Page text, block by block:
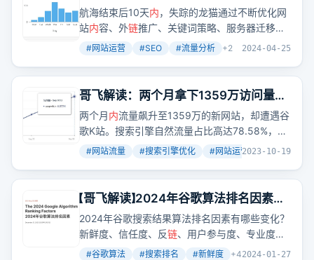
到天天进账
航海结束后10天内，失踪的龙猫通过不断优化网
站内容、外链推广、关键词策略、服务器迁移和
功能升级，实现了天天进账。他的经历告诉我
践，也能在短时间内获得收益。
#网站运营 #SEO #流量分析 +2 2024-04-25
哥飞解读：两个月拿下1359万访问量的
新网站为什么会被谷歌给K了？
两个月内流量飙升至1359万的新网站，却遭遇谷
歌K站。搜索引擎自然流量占比高达78.58%，直
接访问占20%，外链流量微乎其微。
#网站流量 #搜索引擎优化 #网站运营 +2
2023-10-19
【哥飞解读】2024年谷歌算法排名因素变
化
2024年谷歌搜索结果算法排名因素有哪些变化？
新鲜度、信任度、反链、用户参与度、专业度、
移动优先、持续发布和标题关键词，这些因素如
#谷歌算法 #搜索排名 #新鲜度 +42024-01-27